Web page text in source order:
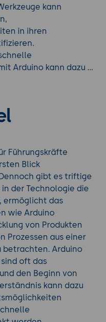
kann
in ihren
Arduino kann dazu
zu senken,
: Mit einem Arduino
und
von Vorteil
: Ein Verständnis von
helfen, besser
kommunizieren
und
verstehen.
der Dinge"
Projekte können
werden,
Plattform für IoT-
Führungskräfte
Blick
gibt es triftige
der Technologie die
ermöglicht das
wie Arduino
von Produkten
Prozessen aus einer
betrachten. Arduino
oft das
den Beginn von
kann dazu